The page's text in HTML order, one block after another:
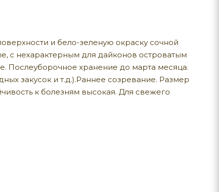
и бело-зеленую окраску сочной
с нехарактерным для дайконов островатым
Послеуборочное хранение до марта месяца.
закусок и т.д.).Раннее созревание. Размер
к болезням высокая. Для свежего